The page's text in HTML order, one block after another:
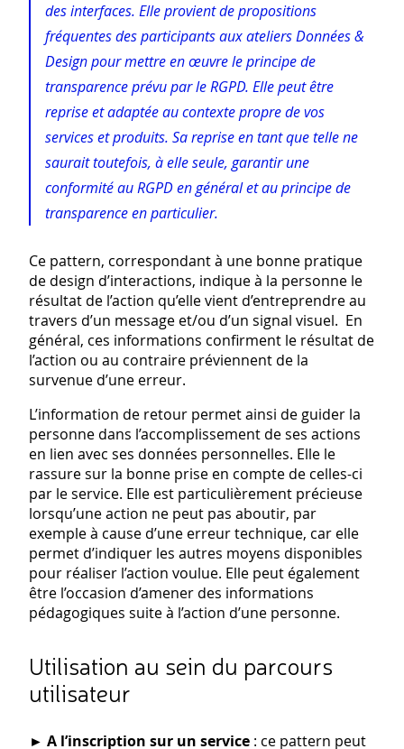
des interfaces. Elle provient de propositions
fréquentes des participants aux ateliers Données &
Design pour mettre en œuvre le principe de
transparence prévu par le RGPD. Elle peut être
reprise et adaptée au contexte propre de vos
services et produits. Sa reprise en tant que telle ne
saurait toutefois, à elle seule, garantir une
conformité au RGPD en général et au principe de
transparence en particulier.
Ce pattern, correspondant à une bonne pratique
de design d’interactions, indique à la personne le
résultat de l’action qu’elle vient d’entreprendre au
travers d’un message et/ou d’un signal visuel. En
général, ces informations confirment le résultat de
l’action ou au contraire préviennent de la
survenue d’une erreur.
L’information de retour permet ainsi de guider la
personne dans l’accomplissement de ses actions
en lien avec ses données personnelles. Elle le
rassure sur la bonne prise en compte de celles-ci
par le service. Elle est particulièrement précieuse
lorsqu’une action ne peut pas aboutir, par
exemple à cause d’une erreur technique, car elle
permet d’indiquer les autres moyens disponibles
pour réaliser l’action voulue. Elle peut également
être l’occasion d’amener des informations
pédagogiques suite à l’action d’une personne.
Utilisation au sein du parcours
utilisateur
► A l’inscription sur un service : ce pattern peut